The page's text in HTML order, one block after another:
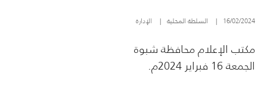
16/02/2024
| السلطة المحلية | الإدارة
مكتب الإعلام محافظة شبوة
الجمعة 16 فبراير 2024م.